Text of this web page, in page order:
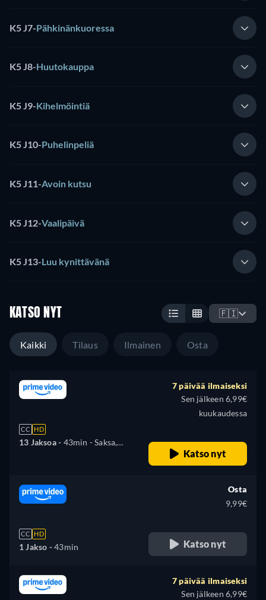
K5 J7-Pähkinänkuoressa
K5 J8-Huutokauppa
K5 J9-Kihelmöintiä
K5 J10-Puhelinpeliä
K5 J11-Avoin kutsu
K5 J12-Vaalipäivä
K5 J13-Luu kynittävänä
KATSO NYT 🇫🇮
Kaikki Tilaus Ilmainen Osta
CC HD
13 Jaksoa - 43min - Saksa,
7 päivää ilmaiseksi
Sen jälkeen 6,99€
kuukaudessa
Katso nyt
CC HD
1 Jakso -43min
Osta
9,99€
Katso nyt
7 päivää ilmaiseksi
Sen jälkeen 6,99€